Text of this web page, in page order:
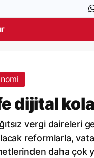
dijital
vergi daireleri
reformlarla,
daha çok